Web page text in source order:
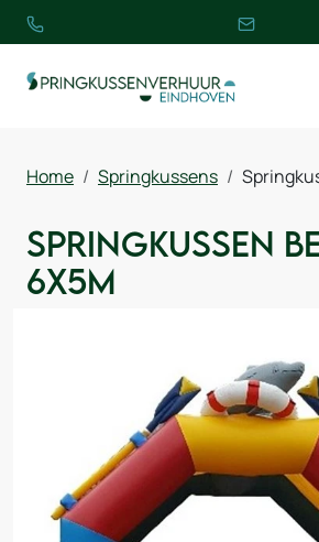
Home Springkussens
Springkussen
6x5m